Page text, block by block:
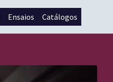
Ensaios Catálogos